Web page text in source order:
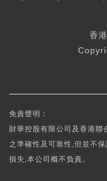
香
免責聲明：
財華控股有限公司及香港聯
之準確性及可靠性,但並不
損失,本公司概不負責。